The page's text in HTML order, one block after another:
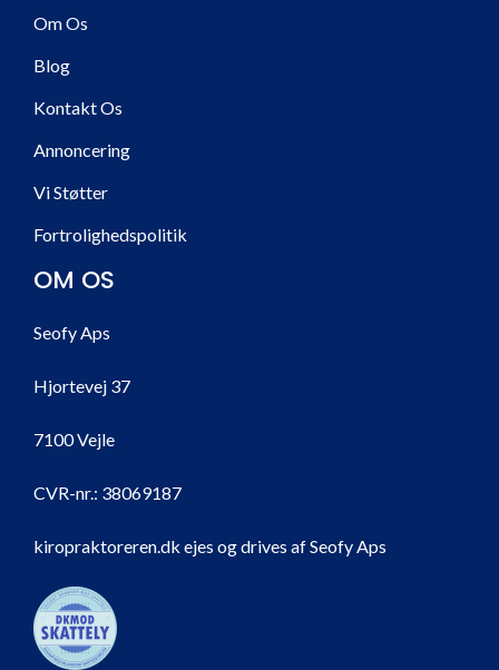
Om Os
Blog
Kontakt Os
Annoncering
Vi Støtter
Fortrolighedspolitik
OM OS
Seofy Aps
Hjortevej 37
7100 Vejle
CVR-nr.: 38069187
kiropraktoreren.dk ejes og drives af Seofy Aps